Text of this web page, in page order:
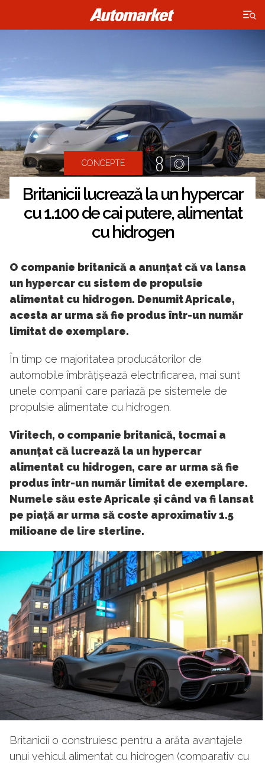
×
CONCEPTE 8
Britanicii lucrează la un hypercar
cu 1.100 de cai putere, alimentat
cu hidrogen
O companie britanică a anunțat că va lansa
un hypercar cu sistem de propulsie
alimentat cu hidrogen. Denumit Apricale,
acesta ar urma să fie produs într-un număr
limitat de exemplare.
În timp ce majoritatea producătorilor de
automobile îmbrățișează electrificarea, mai sunt
unele companii care pariază pe sistemele de
propulsie alimentate cu hidrogen.
Viritech, o companie britanică, tocmai a
anunțat că lucrează la un hypercar
alimentat cu hidrogen, care ar urma să fie
produs într-un număr limitat de exemplare.
Numele său este Apricale și când va fi lansat
pe piață ar urma să coste aproximativ 1.5
milioane de lire sterline.
Britanicii o construiesc pentru a arăta avantajele
unui vehicul alimentat cu hidrogen (comparativ cu